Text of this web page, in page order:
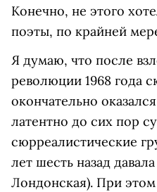
Конечно, не этого
поэты, по крайней
Я думаю, что после
революции 1968 года
окончательно
латентно до сих пор
сюрреалистические
лет шесть назад
Лондонская). При